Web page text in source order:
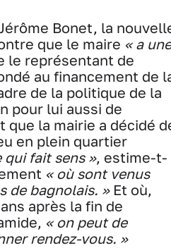
Bonet, la
que le maire « a une
le représentant de
au financement de
de la politique de la
pour lui aussi de
que la mairie a décidé
en plein quartier
qui fait sens », estime-t-
« où sont venus
de bagnolais. »Et où,
après la fin de
« on peut de
rendez-vous. »